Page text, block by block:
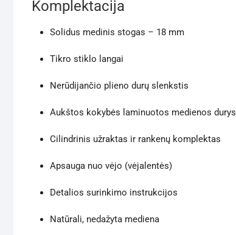
Komplektacija
Solidus medinis stogas – 18 mm
Tikro stiklo langai
Nerūdijančio plieno durų slenkstis
Aukštos kokybės laminuotos medienos durys
Cilindrinis užraktas ir rankenų komplektas
Apsauga nuo vėjo (vėjalentės)
Detalios surinkimo instrukcijos
Natūrali, nedažyta mediena